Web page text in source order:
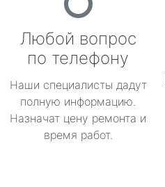
Любой вопрос
по телефону
Наши специалисты дадут
полную информацию.
Назначат цену ремонта и
время работ.